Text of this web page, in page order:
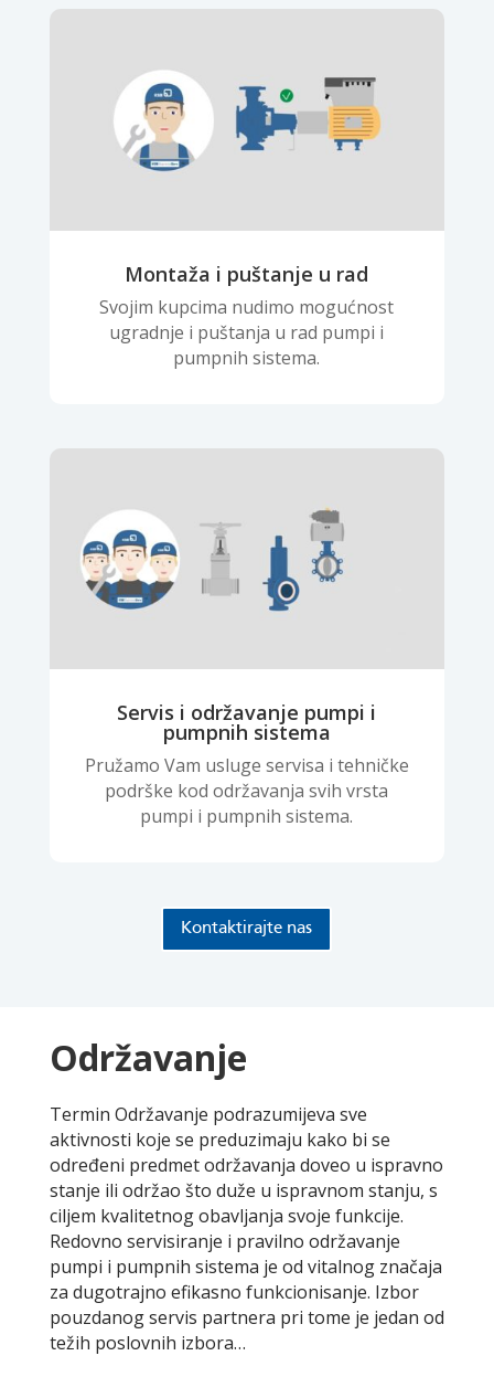
Montaža i puštanje u rad
Svojim kupcima nudimo mogućnost
ugradnje i puštanja u rad pumpi i
pumpnih sistema.
Servis i održavanje pumpi i
pumpnih sistema
Pružamo Vam usluge servisa i tehničke
podrške kod održavanja svih vrsta
pumpi i pumpnih sistema.
Kontaktirajte nas
Održavanje
Termin Održavanje podrazumijeva sve
aktivnosti koje se preduzimaju kako bi se
određeni predmet održavanja doveo u ispravno
stanje ili održao što duže u ispravnom stanju, s
ciljem kvalitetnog obavljanja svoje funkcije.
Redovno servisiranje i pravilno održavanje
pumpi i pumpnih sistema je od vitalnog značaja
za dugotrajno efikasno funkcionisanje. Izbor
pouzdanog servis partnera pri tome je jedan od
težih poslovnih izbora…